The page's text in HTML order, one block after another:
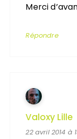
Merci
Répondre
Valoxy Lille
22 avril 2014 à